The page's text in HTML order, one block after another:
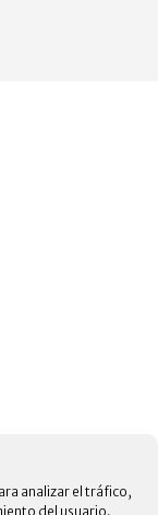
analizar el tráfico,
del usuario.